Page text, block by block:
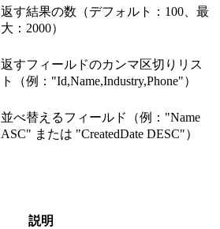
返す結果の数（デフォルト：100、最
大：2000）
返すフィールドのカンマ区切りリス
ト（例："Id,Name,Industry,Phone"）
並べ替えるフィールド（例："Name
ASC" または "CreatedDate DESC"）
説明